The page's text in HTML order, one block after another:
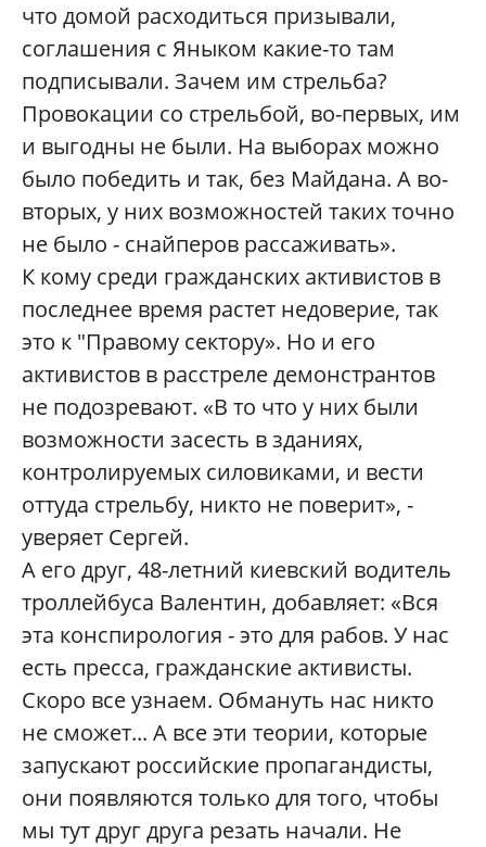
что домой расходиться призывали,
соглашения с Яныком какие-то там
подписывали. Зачем им стрельба?
Провокации со стрельбой, во-первых, им
и выгодны не были. На выборах можно
было победить и так, без Майдана. А во-
вторых, у них возможностей таких точно
не было - снайперов рассаживать».
К кому среди гражданских активистов в
последнее время растет недоверие, так
это к "Правому сектору». Но и его
активистов в расстреле демонстрантов
не подозревают. «В то что у них были
возможности засесть в зданиях,
контролируемых силовиками, и вести
оттуда стрельбу, никто не поверит», -
уверяет Сергей.
А его друг, 48-летний киевский водитель
троллейбуса Валентин, добавляет: «Вся
эта конспирология - это для рабов. У нас
есть пресса, гражданские активисты.
Скоро все узнаем. Обмануть нас никто
не сможет... А все эти теории, которые
запускают российские пропагандисты,
они появляются только для того, чтобы
мы тут друг друга резать начали. Не